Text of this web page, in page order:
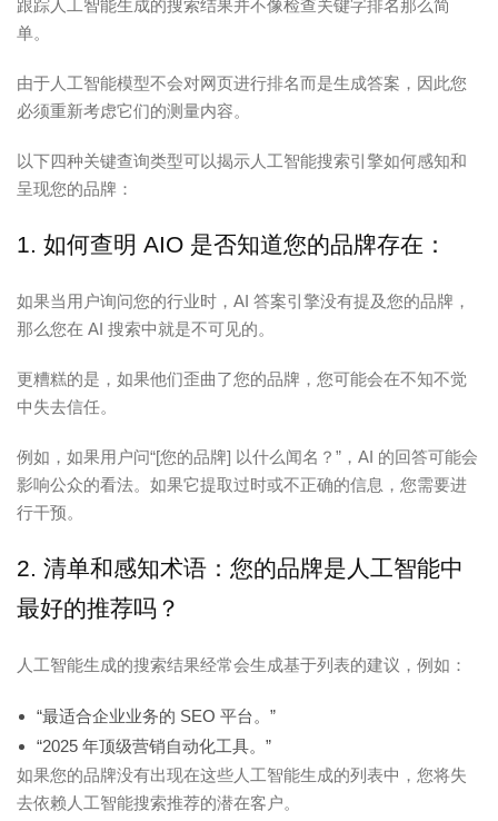
跟踪人工智能生成的搜索结果并不像检查关键字排名那么简
单。
由于人工智能模型不会对网页进行排名而是生成答案，因此您
必须重新考虑它们的测量内容。
以下四种关键查询类型可以揭示人工智能搜索引擎如何感知和
呈现您的品牌：
1. 如何查明 AIO 是否知道您的品牌存在：
如果当用户询问您的行业时，AI 答案引擎没有提及您的品牌，
那么您在 AI 搜索中就是不可见的。
更糟糕的是，如果他们歪曲了您的品牌，您可能会在不知不觉
中失去信任。
例如，如果用户问“[您的品牌] 以什么闻名？”，AI 的回答可能会
影响公众的看法。如果它提取过时或不正确的信息，您需要进
行干预。
2. 清单和感知术语：您的品牌是人工智能中
最好的推荐吗？
人工智能生成的搜索结果经常会生成基于列表的建议，例如：
“最适合企业业务的 SEO 平台。”
“2025 年顶级营销自动化工具。”
如果您的品牌没有出现在这些人工智能生成的列表中，您将失
去依赖人工智能搜索推荐的潜在客户。